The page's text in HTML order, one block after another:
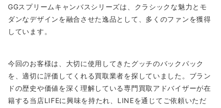
GGスプリームキャンバスシリーズは、クラシックな魅力とモ
ダンなデザインを融合させた逸品として、多くのファンを獲得
しています。
今回のお客様は、大切に使用してきたグッチのバックパック
を、適切に評価してくれる買取業者を探していました。ブラン
ドの歴史や価値を深く理解している専門買取アドバイザーが在
籍する当店LIFEに興味を持たれ、LINEを通じてご依頼いただ